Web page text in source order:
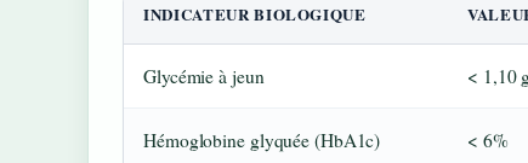
INDICATEUR BIOLOGIQUE
Glycémie à jeun < 1,10
Hémoglobine glyquée (HbA1c) < 6%